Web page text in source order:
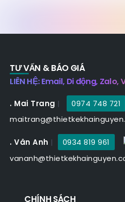
TƯ VẤN & BÁO GIÁ
LIÊN HỆ: Email, Di động,
. Mai Trang |
0974 748 721
. Vân Anh |
0934 819 961
CHÍNH SÁCH